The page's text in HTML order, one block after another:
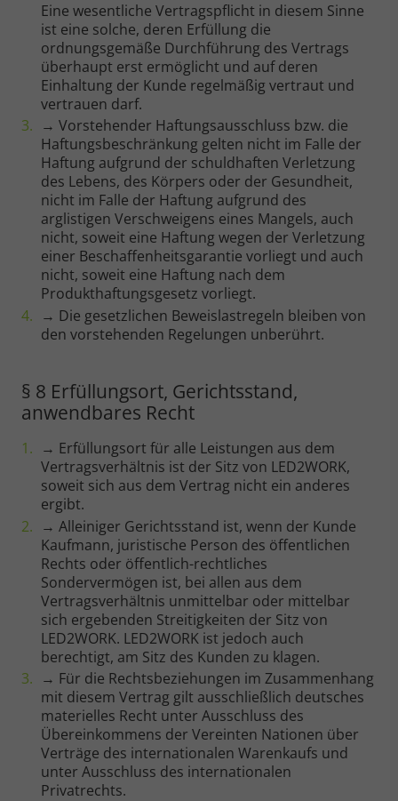
Eine wesentliche Vertragspflicht in diesem Sinne
ist eine solche, deren Erfüllung die
ordnungsgemäße Durchführung des Vertrags
überhaupt erst ermöglicht und auf deren
Einhaltung der Kunde regelmäßig vertraut und
vertrauen darf.
→ Vorstehender Haftungsausschluss bzw. die
Haftungsbeschränkung gelten nicht im Falle der
Haftung aufgrund der schuldhaften Verletzung
des Lebens, des Körpers oder der Gesundheit,
nicht im Falle der Haftung aufgrund des
arglistigen Verschweigens eines Mangels, auch
nicht, soweit eine Haftung wegen der Verletzung
einer Beschaffenheitsgarantie vorliegt und auch
nicht, soweit eine Haftung nach dem
Produkthaftungsgesetz vorliegt.
→ Die gesetzlichen Beweislastregeln bleiben von
den vorstehenden Regelungen unberührt.
§ 8 Erfüllungsort, Gerichtsstand,
anwendbares Recht
→ Erfüllungsort für alle Leistungen aus dem
Vertragsverhältnis ist der Sitz von LED2WORK,
soweit sich aus dem Vertrag nicht ein anderes
ergibt.
→ Alleiniger Gerichtsstand ist, wenn der Kunde
Kaufmann, juristische Person des öffentlichen
Rechts oder öffentlich-rechtliches
Sondervermögen ist, bei allen aus dem
Vertragsverhältnis unmittelbar oder mittelbar
sich ergebenden Streitigkeiten der Sitz von
LED2WORK. LED2WORK ist jedoch auch
berechtigt, am Sitz des Kunden zu klagen.
→ Für die Rechtsbeziehungen im Zusammenhang
mit diesem Vertrag gilt ausschließlich deutsches
materielles Recht unter Ausschluss des
Übereinkommens der Vereinten Nationen über
Verträge des internationalen Warenkaufs und
unter Ausschluss des internationalen
Privatrechts.